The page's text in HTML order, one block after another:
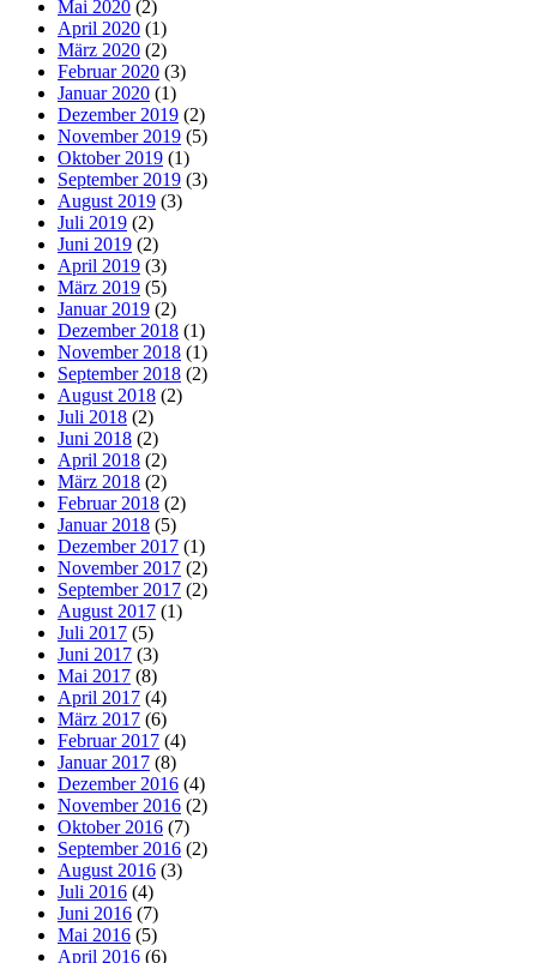
Mai 2020 (2)
April 2020 (1)
März 2020 (2)
Februar 2020 (3)
Januar 2020 (1)
Dezember 2019 (2)
November 2019 (5)
Oktober 2019 (1)
September 2019 (3)
August 2019 (3)
Juli 2019 (2)
Juni 2019 (2)
April 2019 (3)
März 2019 (5)
Januar 2019 (2)
Dezember 2018 (1)
November 2018 (1)
September 2018 (2)
August 2018 (2)
Juli 2018 (2)
Juni 2018 (2)
April 2018 (2)
März 2018 (2)
Februar 2018 (2)
Januar 2018 (5)
Dezember 2017 (1)
November 2017 (2)
September 2017 (2)
August 2017 (1)
Juli 2017 (5)
Juni 2017 (3)
Mai 2017 (8)
April 2017 (4)
März 2017 (6)
Februar 2017 (4)
Januar 2017 (8)
Dezember 2016 (4)
November 2016 (2)
Oktober 2016 (7)
September 2016 (2)
August 2016 (3)
Juli 2016 (4)
Juni 2016 (7)
Mai 2016 (5)
April 2016 (6)